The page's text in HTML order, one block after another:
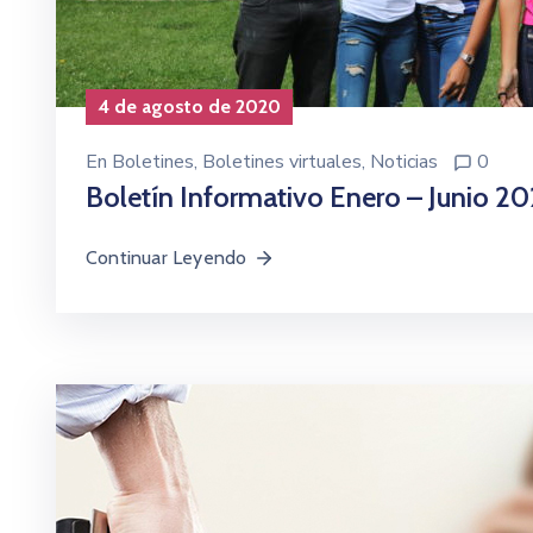
4 de agosto de 2020
En Boletines‚ Boletines virtuales‚ Noticias 0
Boletín Informativo Enero – Junio
Continuar Leyendo